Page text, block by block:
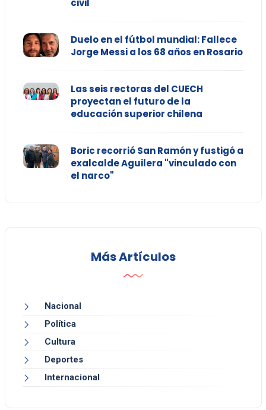
civil
Duelo en el fútbol mundial: Fallece
Jorge Messi a los 68 años en Rosario
Las seis rectoras del CUECH
proyectan el futuro de la
educación superior chilena
Boric recorrió San Ramón y fustigó a
exalcalde Aguilera "vinculado con
el narco"
Más Artículos
Nacional
Política
Cultura
Deportes
Internacional